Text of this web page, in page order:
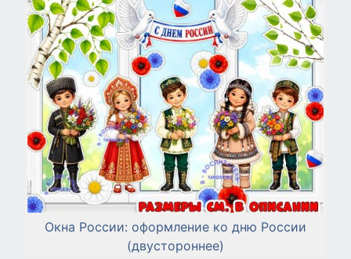
Окна России: оформление ко дню России
(двустороннее)